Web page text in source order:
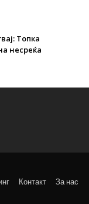
Топка
несреќа
Контакт За нас